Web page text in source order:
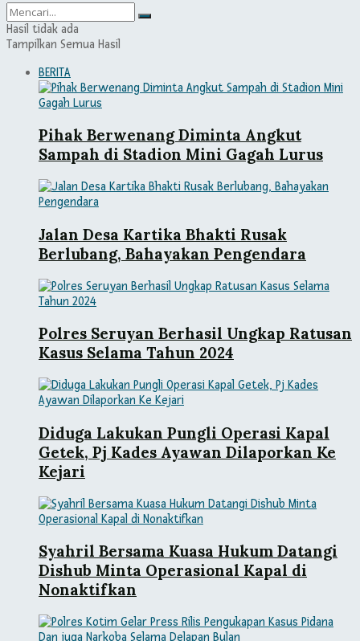
Hasil tidak ada
Tampilkan Semua Hasil
BERITA
Pihak Berwenang Diminta Angkut
Sampah di Stadion Mini Gagah Lurus
Jalan Desa Kartika Bhakti Rusak
Berlubang, Bahayakan Pengendara
Polres Seruyan Berhasil Ungkap Ratusan
Kasus Selama Tahun 2024
Diduga Lakukan Pungli Operasi Kapal
Getek, Pj Kades Ayawan Dilaporkan Ke
Kejari
Syahril Bersama Kuasa Hukum Datangi
Dishub Minta Operasional Kapal di
Nonaktifkan